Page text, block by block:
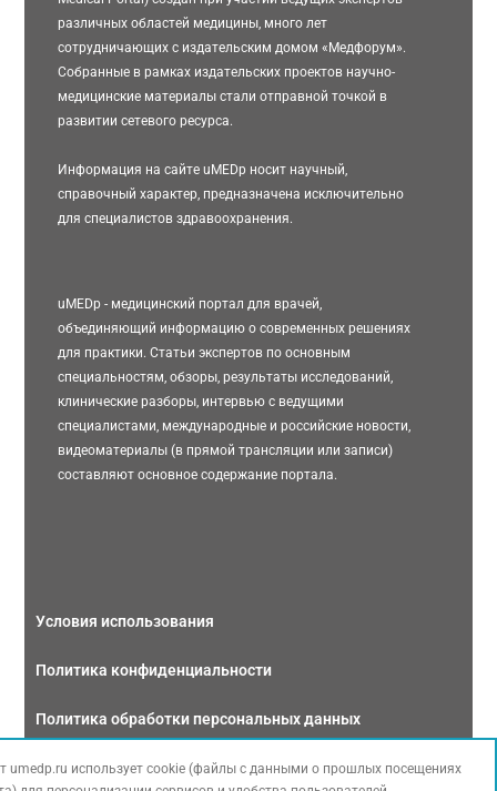
различных областей медицины, много лет
сотрудничающих с издательским домом «Медфорум».
Собранные в рамках издательских проектов научно-
медицинские материалы стали отправной точкой в
развитии сетевого ресурса.
Информация на сайте uMEDp носит научный,
справочный характер, предназначена исключительно
для специалистов здравоохранения.
uMEDp - медицинский портал для врачей,
объединяющий информацию о современных решениях
для практики. Статьи экспертов по основным
специальностям, обзоры, результаты исследований,
клинические разборы, интервью с ведущими
специалистами, международные и российские новости,
видеоматериалы (в прямой трансляции или записи)
составляют основное содержание портала.
Условия использования
Политика конфиденциальности
Политика обработки персональных данных
Связаться с нами
umedp.ru использует cookie (файлы с данными о прошлых посещениях